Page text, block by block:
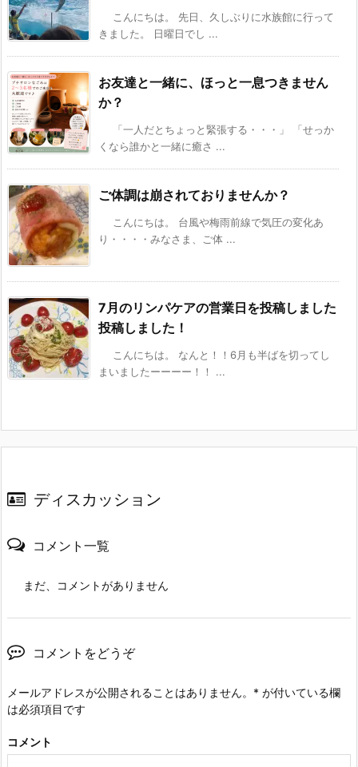
こんにちは。 先日、久しぶりに水族館に行って
きました。 日曜日でし ...
お友達と一緒に、ほっと一息つきません
か？
「一人だとちょっと緊張する・・・」 「せっか
くなら誰かと一緒に癒さ ...
ご体調は崩されておりませんか？
こんにちは。 台風や梅雨前線で気圧の変化あ
り・・・・みなさま、ご体 ...
7月のリンパケアの営業日を投稿しました
投稿しました！
こんにちは。 なんと！！6月も半ばを切ってし
まいましたーーーー！！ ...
ディスカッション
コメント一覧
まだ、コメントがありません
コメントをどうぞ
メールアドレスが公開されることはありません。 * が付いている欄
は必須項目です
コメント